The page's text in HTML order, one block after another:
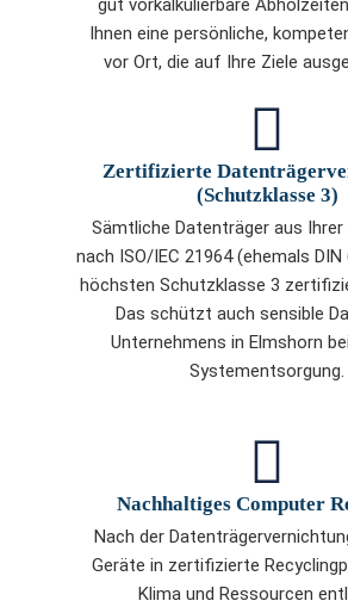
gut vorkalkulierbare
Ihnen eine persönliche,
vor Ort, die auf Ihre Ziele
Zertifizierte
(Schutzklasse 3)
Sämtliche Datenträger aus Ihrer
nach ISO/IEC 21964 (ehemals
höchsten Schutzklasse 3
Das schützt auch sensible
Unternehmens in Elmshorn
Systementsorgung.
Nachhaltiges Computer
Nach der
Geräte in zertifizierte
Klima und Ressourcen